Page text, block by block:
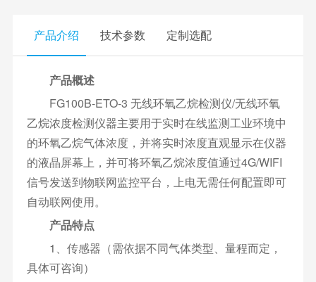
产品介绍 技术参数 定制选配
产品概述
FG100B-ETO-3 无线环氧乙烷检测仪/无线环氧
乙烷浓度检测仪器主要用于实时在线监测工业环境中
的环氧乙烷气体浓度，并将实时浓度直观显示在仪器
的液晶屏幕上，并可将环氧乙烷浓度值通过4G/WIFI
信号发送到物联网监控平台，上电无需任何配置即可
自动联网使用。
产品特点
1、传感器（需依据不同气体类型、量程而定，
具体可咨询）